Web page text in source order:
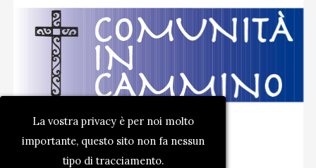
La vostra privacy è per noi molto
importante, questo sito non fa nessun
tipo di tracciamento.
COMUNITÀ
IN
CAMMINO